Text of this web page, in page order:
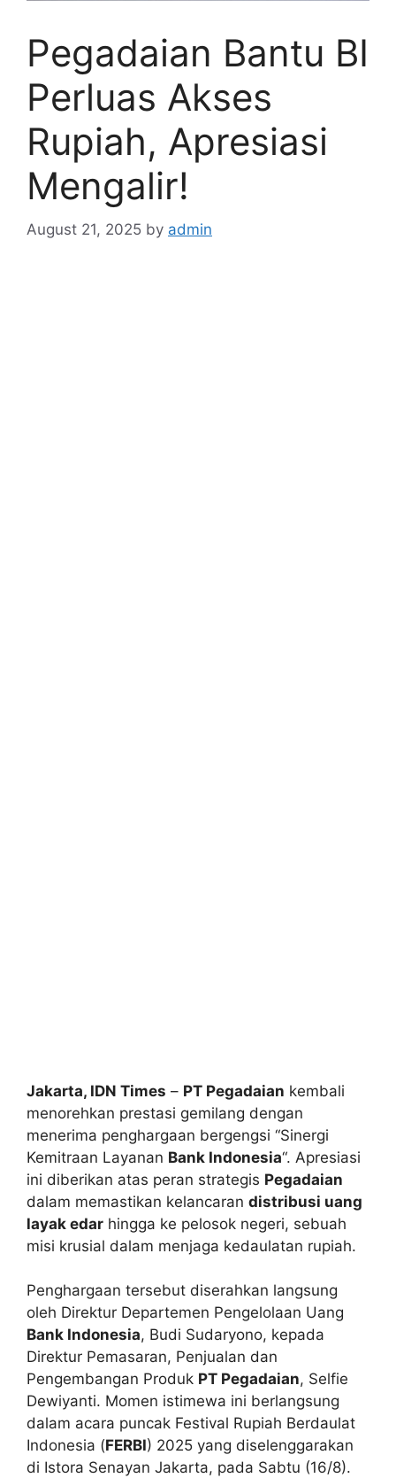
Pegadaian Bantu BI
Perluas Akses
Rupiah, Apresiasi
Mengalir!
August 21, 2025 by admin
Jakarta, IDN Times – PT Pegadaian kembali
menorehkan prestasi gemilang dengan
menerima penghargaan bergengsi “Sinergi
Kemitraan Layanan Bank Indonesia“. Apresiasi
ini diberikan atas peran strategis Pegadaian
dalam memastikan kelancaran distribusi uang
layak edar hingga ke pelosok negeri, sebuah
misi krusial dalam menjaga kedaulatan rupiah.
Penghargaan tersebut diserahkan langsung
oleh Direktur Departemen Pengelolaan Uang
Bank Indonesia, Budi Sudaryono, kepada
Direktur Pemasaran, Penjualan dan
Pengembangan Produk PT Pegadaian, Selfie
Dewiyanti. Momen istimewa ini berlangsung
dalam acara puncak Festival Rupiah Berdaulat
Indonesia (FERBI) 2025 yang diselenggarakan
di Istora Senayan Jakarta, pada Sabtu (16/8).